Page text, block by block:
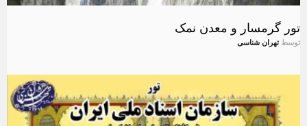
تور گرمسار و معدن نمک
توسطتهران شناسی